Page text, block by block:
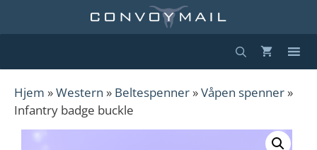
Hjem »Western » Beltespenner »Våpen spenner »
Infantry badge buckle